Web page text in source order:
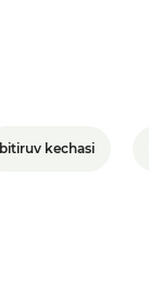
bitiruv kechasi